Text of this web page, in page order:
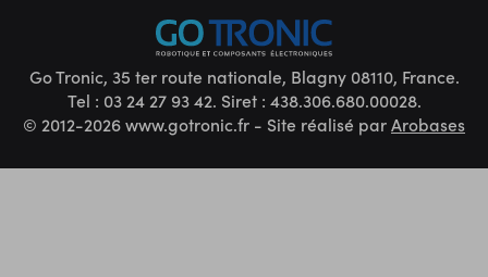
Go Tronic, 35 ter route nationale, Blagny 08110, France.
Tel : 03 24 27 93 42. Siret : 438.306.680.00028.
© 2012-2026 www.gotronic.fr - Site réalisé parArobases